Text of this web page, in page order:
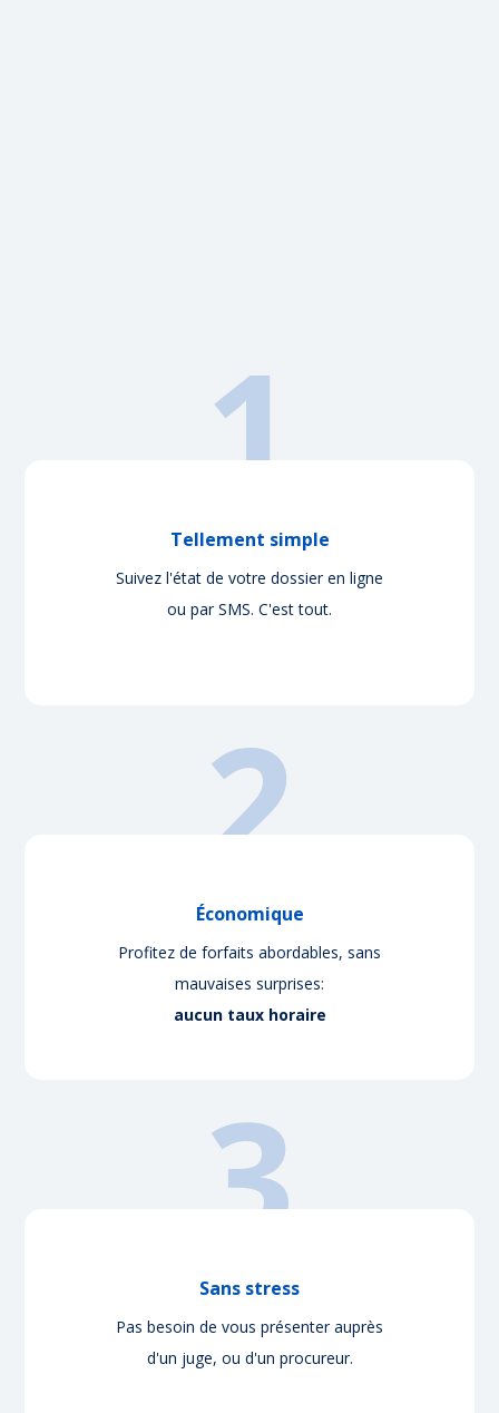
1
Tellement simple
Suivez l'état de votre dossier en ligne
ou par SMS. C'est tout.
2
Économique
Profitez de forfaits abordables, sans
mauvaises surprises:
aucun taux horaire
3
Sans stress
Pas besoin de vous présenter auprès
d'un juge, ou d'un procureur.